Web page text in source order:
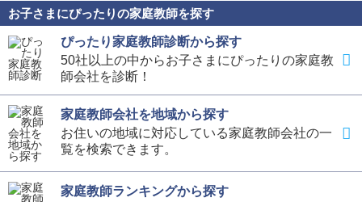
お子さまにぴったりの家庭教師を探す
ぴったり家庭教師診断から探す
50社以上の中からお子さまにぴったりの家庭教
師会社を診断！
家庭教師会社を地域から探す
お住いの地域に対応している家庭教師会社の一
覧を検索できます。
家庭教師ランキングから探す